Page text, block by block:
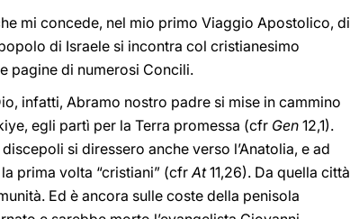
mi concede, nel mio primo Viaggio Apostolico, di
di Israele si incontra col cristianesimo
pagine di numerosi Concili.
infatti, Abramo nostro padre si mise in cammino
egli partì per la Terra promessa (cfr Gen 12,1).
si diressero anche verso l’Anatolia, e ad
prima volta “cristiani” (cfrAt11,26). Da quella città
Ed è ancora sulle coste della penisola